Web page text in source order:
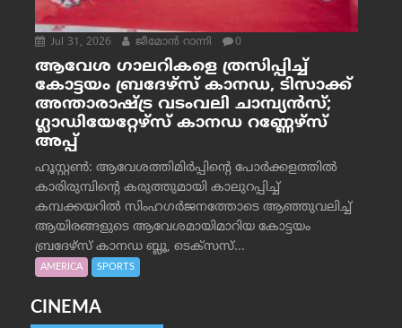
Jul 31, 2026 ജീമോന്‍ റാന്നി 0
ആവേശ ഗാലറികളെ ത്രസിപ്പിച്ച്
കോട്ടയം ബ്രദേഴ്‌സ് കാനഡ, ടിസാക്ക്
അന്താരാഷ്ട്ര വടംവലി ചാമ്പ്യന്‍സ്;
ഗ്ലാഡിയേറ്റേഴ്‌സ് കാനഡ റണ്ണേഴ്‌സ്
അപ്പ്
ഹൂസ്റ്റണ്‍: ആവേശത്തിമിര്‍പ്പിന്റെ പോര്‍ക്കളത്തില്‍
കാരിരുമ്പിന്റെ കരുത്തുമായി കാലുറപ്പിച്ച്
കമ്പക്കയറില്‍ സിംഹഗര്‍ജനത്തോടെ ആഞ്ഞുവലിച്ച്
ആയിരങ്ങളുടെ ആവേശമായിമാറിയ കോട്ടയം
ബ്രദേഴ്‌സ് കാനഡ ബ്ലൂ, ടെക്‌സസ്...
AMERICA SPORTS
CINEMA